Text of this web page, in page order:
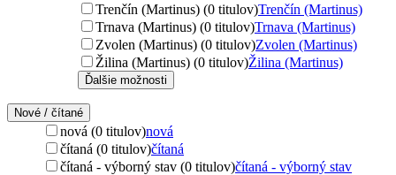
Trenčín (Martinus) (0 titulov)Trenčín (Martinus)
Trnava (Martinus) (0 titulov)Trnava (Martinus)
Zvolen (Martinus) (0 titulov)Zvolen (Martinus)
Žilina (Martinus) (0 titulov)Žilina (Martinus)
Ďalšie možnosti
Nové / čítané
nová (0 titulov)nová
čítaná (0 titulov)čítaná
čítaná - výborný stav (0 titulov)čítaná - výborný stav